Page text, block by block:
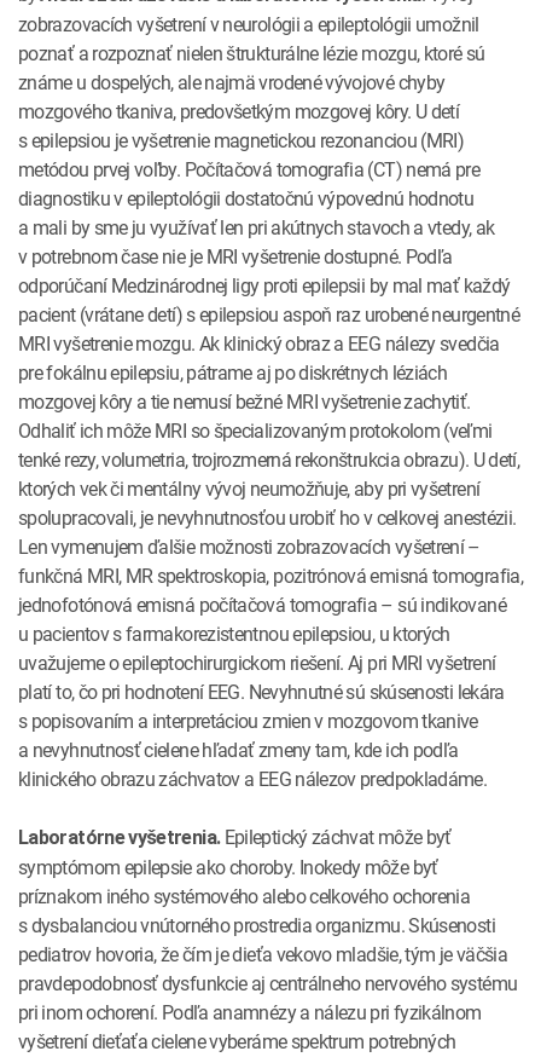
zobrazovacích vyšetrení v neurológii a epileptológii umožnil
poznať a rozpoznať nielen štrukturálne lézie mozgu, ktoré sú
známe u dospelých, ale najmä vrodené vývojové chyby
mozgového tkaniva, predovšetkým mozgovej kôry. U detí
s epilepsiou je vyšetrenie magnetickou rezonanciou (MRI)
metódou prvej voľby. Počítačová tomografia (CT) nemá pre
diagnostiku v epileptológii dostatočnú výpovednú hodnotu
a mali by sme ju využívať len pri akútnych stavoch a vtedy, ak
v potrebnom čase nie je MRI vyšetrenie dostupné. Podľa
odporúčaní Medzinárodnej ligy proti epilepsii by mal mať každý
pacient (vrátane detí) s epilepsiou aspoň raz urobené neurgentné
MRI vyšetrenie mozgu. Ak klinický obraz a EEG nálezy svedčia
pre fokálnu epilepsiu, pátrame aj po diskrétnych léziách
mozgovej kôry a tie nemusí bežné MRI vyšetrenie zachytiť.
Odhaliť ich môže MRI so špecializovaným protokolom (veľmi
tenké rezy, volumetria, trojrozmerná rekonštrukcia obrazu). U detí,
ktorých vek či mentálny vývoj neumožňuje, aby pri vyšetrení
spolupracovali, je nevyhnutnosťou urobiť ho v celkovej anestézii.
Len vymenujem ďalšie možnosti zobrazovacích vyšetrení –
funkčná MRI, MR spektroskopia, pozitrónová emisná tomografia,
jednofotónová emisná počítačová tomografia – sú indikované
u pacientov s farmakorezistentnou epilepsiou, u ktorých
uvažujeme o epileptochirurgickom riešení. Aj pri MRI vyšetrení
platí to, čo pri hodnotení EEG. Nevyhnutné sú skúsenosti lekára
s popisovaním a interpretáciou zmien v mozgovom tkanive
a nevyhnutnosť cielene hľadať zmeny tam, kde ich podľa
klinického obrazu záchvatov a EEG nálezov predpokladáme.
Laboratórne vyšetrenia. Epileptický záchvat môže byť
symptómom epilepsie ako choroby. Inokedy môže byť
príznakom iného systémového alebo celkového ochorenia
s dysbalanciou vnútorného prostredia organizmu. Skúsenosti
pediatrov hovoria, že čím je dieťa vekovo mladšie, tým je väčšia
pravdepodobnosť dysfunkcie aj centrálneho nervového systému
pri inom ochorení. Podľa anamnézy a nálezu pri fyzikálnom
vyšetrení dieťaťa cielene vyberáme spektrum potrebných